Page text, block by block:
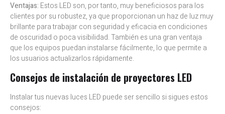
Ventajas: Estos LED son, por tanto, muy beneficiosos para los
clientes por su robustez, ya que proporcionan un haz de luz muy
brillante para trabajar con seguridad y eficacia en condiciones
de oscuridad o poca visibilidad. También es una gran ventaja
que los equipos puedan instalarse fácilmente, lo que permite a
los usuarios actualizarlos rápidamente.
Consejos de instalación de proyectores LED
Instalar tus nuevas luces LED puede ser sencillo si sigues estos
consejos: